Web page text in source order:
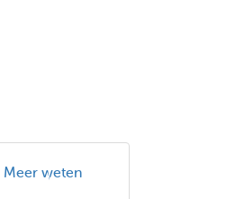
Meer weten